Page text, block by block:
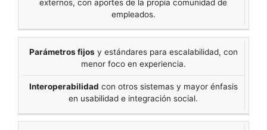
externos, con aportes de la propia comunidad de
empleados.
Parámetros fijos y estándares para escalabilidad, con
menor foco en experiencia.
Interoperabilidad con otros sistemas y mayor énfasis
en usabilidad e integración social.